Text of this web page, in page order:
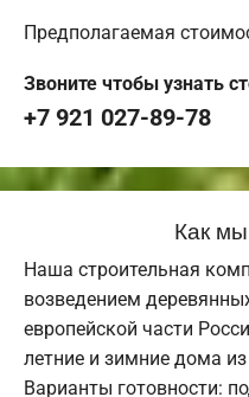
Предполагаемая
Звоните чтобы узнать
+7 921 027-89-78
Как
Наша строительная
возведением
европейской части
летние и зимние дома
Варианты готовности: